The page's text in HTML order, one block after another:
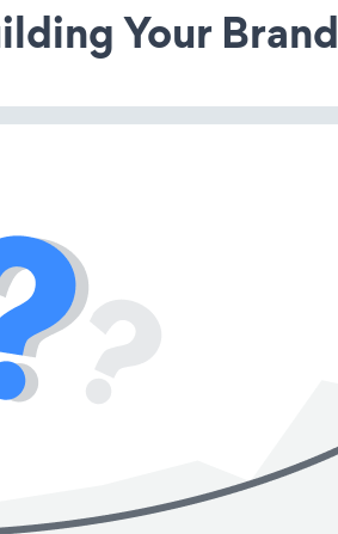
Your Brand